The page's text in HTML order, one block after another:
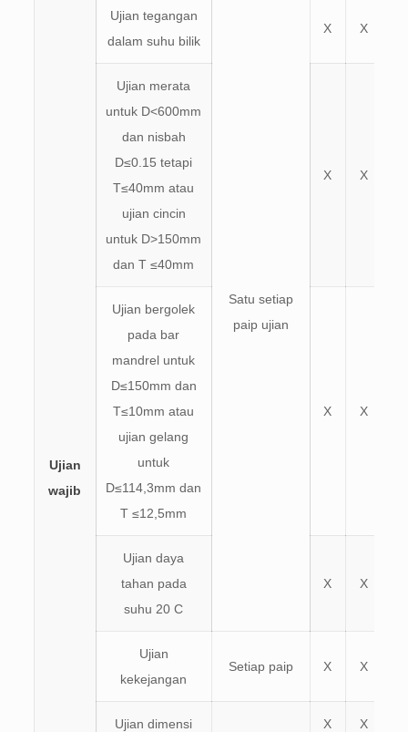
Ujian
wajib
Ujian tegangan
dalam suhu bilik
Satu setiap
paip ujian
X X
Ujian merata
untuk D<600mm
dan nisbah
D≤0.15 tetapi
T≤40mm atau
ujian cincin
untuk D>150mm
dan T ≤40mm
X X
Ujian bergolek
pada bar
mandrel untuk
D≤150mm dan
T≤10mm atau
ujian gelang
untuk
D≤114,3mm dan
T ≤12,5mm
X X
Ujian daya
tahan pada
suhu 20 C
X X
Ujian
kekejangan
Setiap paip X X
Ujian dimensi X X